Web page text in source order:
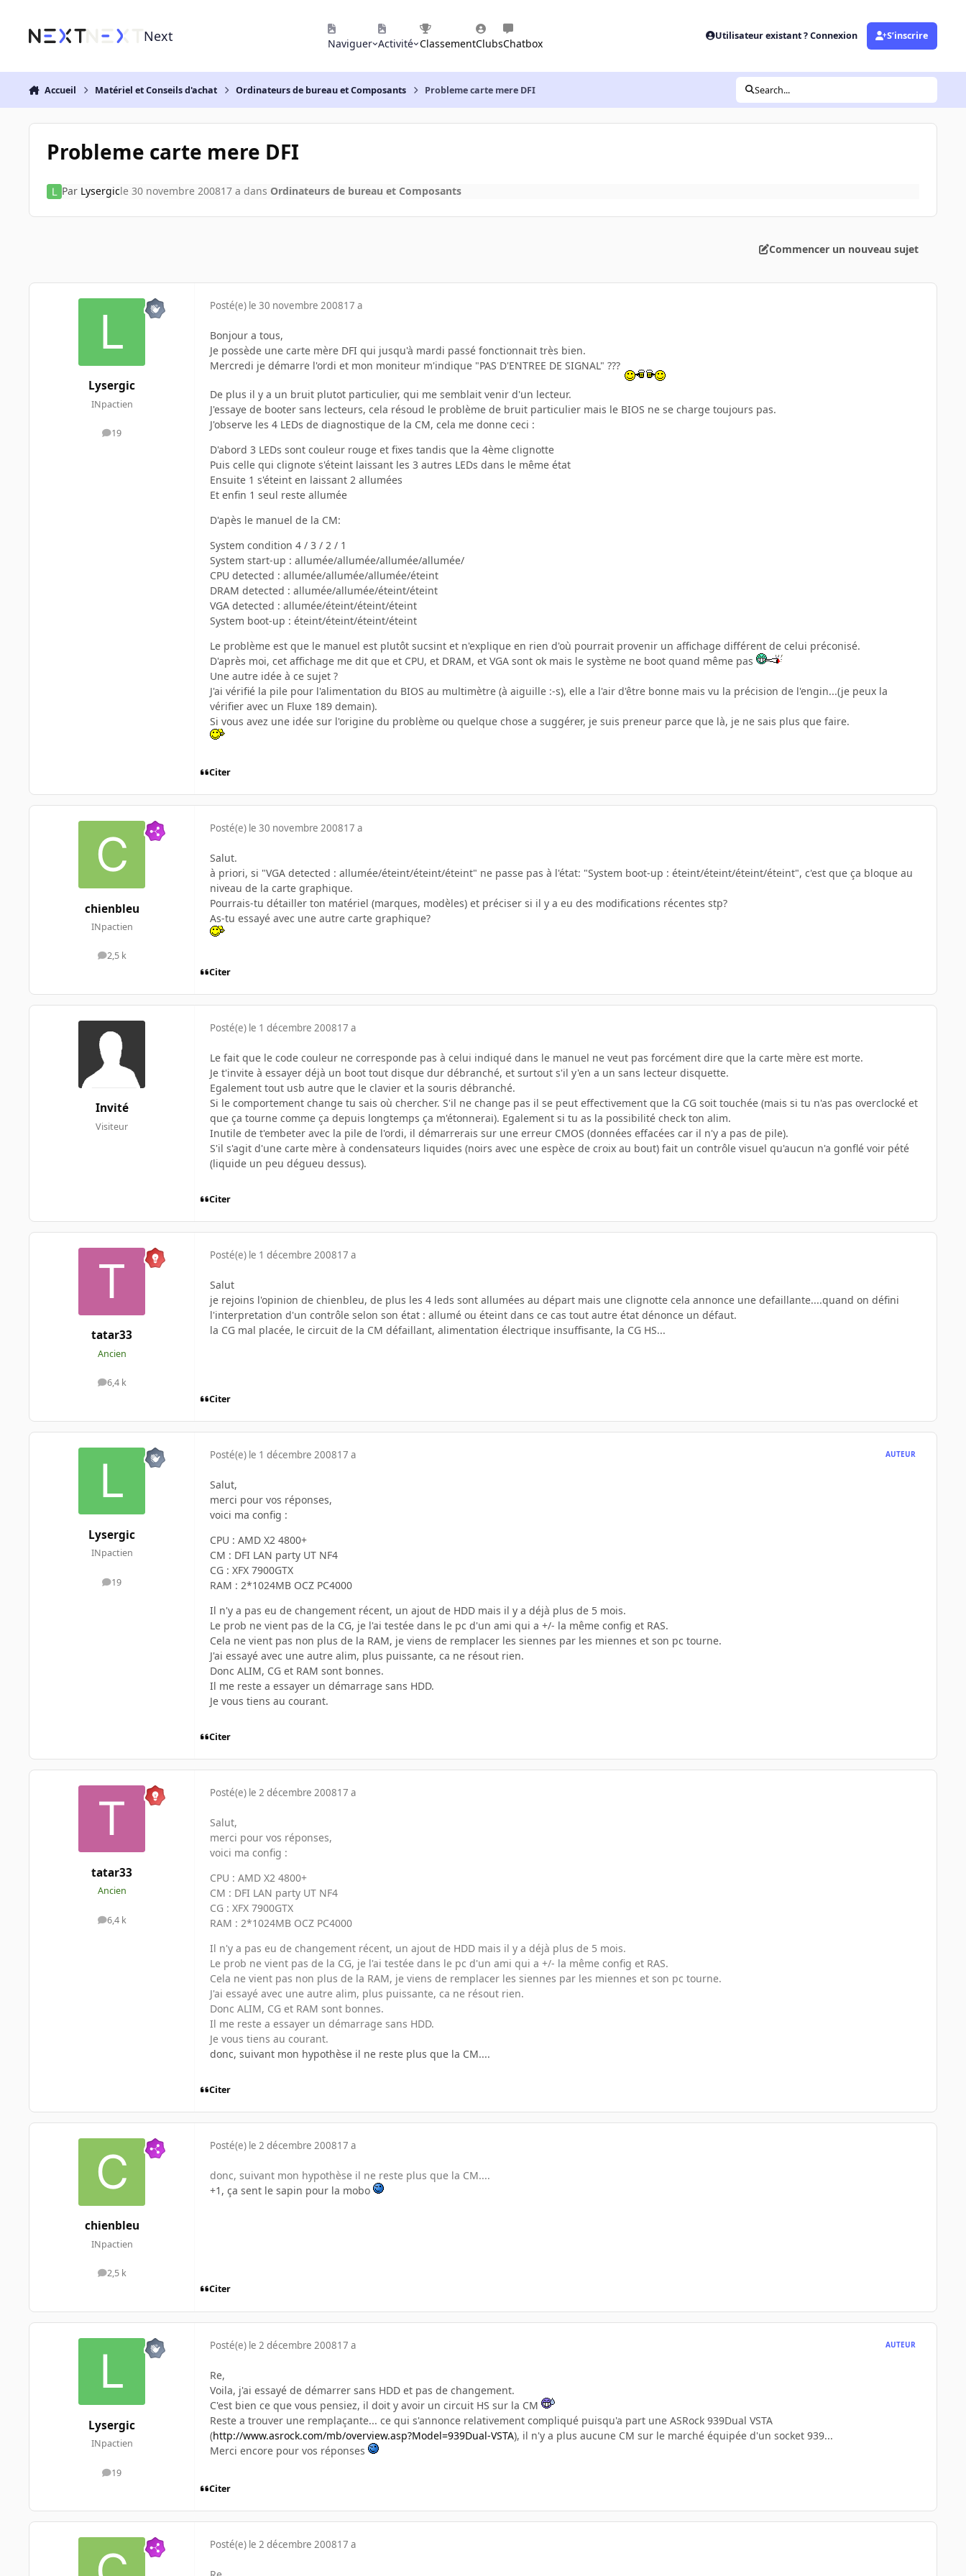
Next Naviguer Activité ClassementClubsChatbox
Utilisateur existant ? Connexion S’inscrire
Accueil Matériel et Conseils d'achat Ordinateurs de bureau et Composants Probleme carte mere DFI Search...
Probleme carte mere DFI
Par Lysergicle 30 novembre 200817 a dans Ordinateurs de bureau et Composants
Commencer un nouveau sujet
Lysergic
INpactien
19
messages
Posté(e) le 30 novembre 200817 a
Bonjour a tous,
Je possède une carte mère DFI qui jusqu'à mardi passé fonctionnait très bien.
Mercredi je démarre l'ordi et mon moniteur m'indique "PAS D'ENTREE DE SIGNAL" ???
De plus il y a un bruit plutot particulier, qui me semblait venir d'un lecteur.
J'essaye de booter sans lecteurs, cela résoud le problème de bruit particulier mais le BIOS ne se charge toujours pas.
J'observe les 4 LEDs de diagnostique de la CM, cela me donne ceci :
D'abord 3 LEDs sont couleur rouge et fixes tandis que la 4ème clignotte
Puis celle qui clignote s'éteint laissant les 3 autres LEDs dans le même état
Ensuite 1 s'éteint en laissant 2 allumées
Et enfin 1 seul reste allumée
D'apès le manuel de la CM:
System condition 4 / 3 / 2 / 1
System start-up : allumée/allumée/allumée/allumée/
CPU detected : allumée/allumée/allumée/éteint
DRAM detected : allumée/allumée/éteint/éteint
VGA detected : allumée/éteint/éteint/éteint
System boot-up : éteint/éteint/éteint/éteint
Le problème est que le manuel est plutôt sucsint et n'explique en rien d'où pourrait provenir un affichage différent de celui préconisé.
D'après moi, cet affichage me dit que et CPU, et DRAM, et VGA sont ok mais le système ne boot quand même pas
Une autre idée à ce sujet ?
J'ai vérifié la pile pour l'alimentation du BIOS au multimètre (à aiguille :-s), elle a l'air d'être bonne mais vu la précision de l'engin...(je peux la
vérifier avec un Fluxe 189 demain).
Si vous avez une idée sur l'origine du problème ou quelque chose a suggérer, je suis preneur parce que là, je ne sais plus que faire.
Citer
chienbleu
INpactien
2,5 k
messages
Posté(e) le 30 novembre 200817 a
Salut.
à priori, si "VGA detected : allumée/éteint/éteint/éteint" ne passe pas à l'état: "System boot-up : éteint/éteint/éteint/éteint", c'est que ça bloque au
niveau de la carte graphique.
Pourrais-tu détailler ton matériel (marques, modèles) et préciser si il y a eu des modifications récentes stp?
As-tu essayé avec une autre carte graphique?
Citer
Invité
Visiteur
Posté(e) le 1 décembre 200817 a
Le fait que le code couleur ne corresponde pas à celui indiqué dans le manuel ne veut pas forcément dire que la carte mère est morte.
Je t'invite à essayer déjà un boot tout disque dur débranché, et surtout s'il y'en a un sans lecteur disquette.
Egalement tout usb autre que le clavier et la souris débranché.
Si le comportement change tu sais où chercher. S'il ne change pas il se peut effectivement que la CG soit touchée (mais si tu n'as pas overclocké et
que ça tourne comme ça depuis longtemps ça m'étonnerai). Egalement si tu as la possibilité check ton alim.
Inutile de t'embeter avec la pile de l'ordi, il démarrerais sur une erreur CMOS (données effacées car il n'y a pas de pile).
S'il s'agit d'une carte mère à condensateurs liquides (noirs avec une espèce de croix au bout) fait un contrôle visuel qu'aucun n'a gonflé voir pété
(liquide un peu dégueu dessus).
Citer
tatar33
Ancien
6,4 k
messages
Posté(e) le 1 décembre 200817 a
Salut
je rejoins l'opinion de chienbleu, de plus les 4 leds sont allumées au départ mais une clignotte cela annonce une defaillante....quand on défini
l'interpretation d'un contrôle selon son état : allumé ou éteint dans ce cas tout autre état dénonce un défaut.
la CG mal placée, le circuit de la CM défaillant, alimentation électrique insuffisante, la CG HS...
Citer
Lysergic
INpactien
19
messages
Posté(e) le 1 décembre 200817 a AUTEUR
Salut,
merci pour vos réponses,
voici ma config :
CPU : AMD X2 4800+
CM : DFI LAN party UT NF4
CG : XFX 7900GTX
RAM : 2*1024MB OCZ PC4000
Il n'y a pas eu de changement récent, un ajout de HDD mais il y a déjà plus de 5 mois.
Le prob ne vient pas de la CG, je l'ai testée dans le pc d'un ami qui a +/- la même config et RAS.
Cela ne vient pas non plus de la RAM, je viens de remplacer les siennes par les miennes et son pc tourne.
J'ai essayé avec une autre alim, plus puissante, ca ne résout rien.
Donc ALIM, CG et RAM sont bonnes.
Il me reste a essayer un démarrage sans HDD.
Je vous tiens au courant.
Citer
tatar33
Ancien
6,4 k
messages
Posté(e) le 2 décembre 200817 a
Salut,
merci pour vos réponses,
voici ma config :
CPU : AMD X2 4800+
CM : DFI LAN party UT NF4
CG : XFX 7900GTX
RAM : 2*1024MB OCZ PC4000
Il n'y a pas eu de changement récent, un ajout de HDD mais il y a déjà plus de 5 mois.
Le prob ne vient pas de la CG, je l'ai testée dans le pc d'un ami qui a +/- la même config et RAS.
Cela ne vient pas non plus de la RAM, je viens de remplacer les siennes par les miennes et son pc tourne.
J'ai essayé avec une autre alim, plus puissante, ca ne résout rien.
Donc ALIM, CG et RAM sont bonnes.
Il me reste a essayer un démarrage sans HDD.
Je vous tiens au courant.
donc, suivant mon hypothèse il ne reste plus que la CM....
Citer
chienbleu
INpactien
2,5 k
messages
Posté(e) le 2 décembre 200817 a
donc, suivant mon hypothèse il ne reste plus que la CM....
+1, ça sent le sapin pour la mobo
Citer
Lysergic
INpactien
19
messages
Posté(e) le 2 décembre 200817 a AUTEUR
Re,
Voila, j'ai essayé de démarrer sans HDD et pas de changement.
C'est bien ce que vous pensiez, il doit y avoir un circuit HS sur la CM
Reste a trouver une remplaçante... ce qui s'annonce relativement compliqué puisqu'a part une ASRock 939Dual VSTA
(http://www.asrock.com/mb/overview.asp?Model=939Dual-VSTA), il n'y a plus aucune CM sur le marché équipée d'un socket 939...
Merci encore pour vos réponses
Citer
Posté(e) le 2 décembre 200817 a